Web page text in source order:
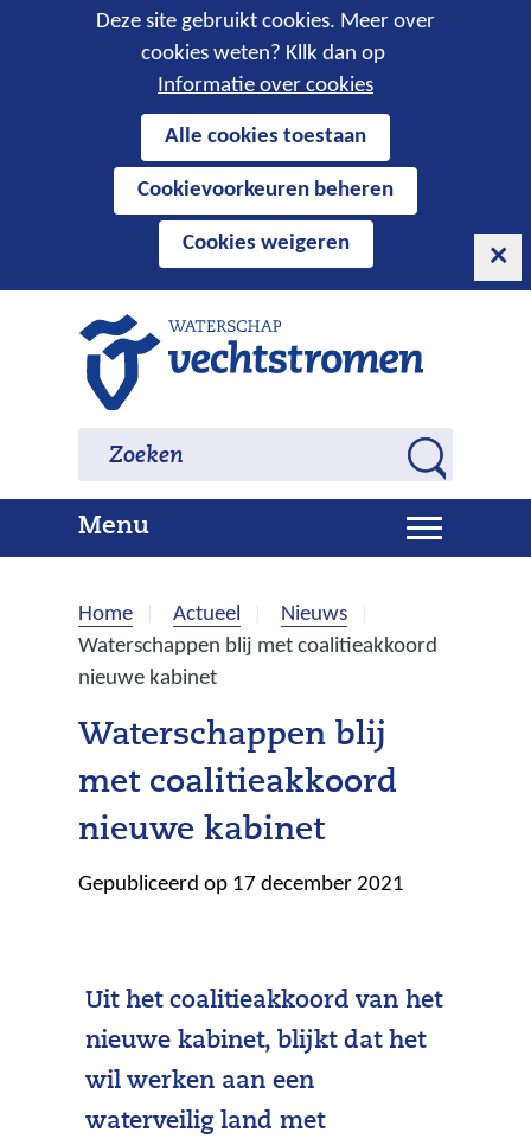
Cookies
toestaan?
Deze site gebruikt cookies. Meer over
cookies weten? Kllk dan op
Informatie over cookies
cookies
deze
website
worden
toegestaan
geweigerd.
Alle cookies toestaan
Cookievoorkeuren beheren
Cookies weigeren
naar
o
e
k
e
Zoeken Zoeken
MenuU
i
l
a
p
e
n
Home Actueel
Nieuws
Waterschappen blij met coalitieakkoord
nieuwe kabinet
Waterschappen blij
met coalitieakkoord
nieuwe kabinet
Gepubliceerd op 17 december 2021
Uit het coalitieakkoord van het
nieuwe kabinet, blijkt dat het
wil werken aan een
waterveilig land met